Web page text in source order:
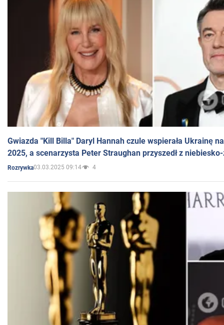
Gwiazda "Kill Billa" Daryl Hannah czule wspierała Ukrainę
2025, a scenarzysta Peter Straughan przyszedł z
Rozrywka03.03.2025 09:14 4